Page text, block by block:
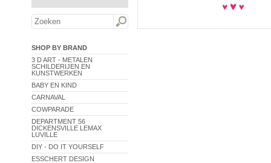
SHOP BY BRAND
3 D ART - METALEN
SCHILDERIJEN EN
KUNSTWERKEN
BABY EN KIND
CARNAVAL
COWPARADE
DEPARTMENT 56
DICKENSVILLE LEMAX
LUVILLE
DIY - DO IT YOURSELF
ESSCHERT DESIGN